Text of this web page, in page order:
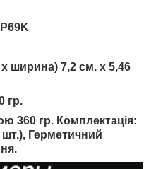
ширина) 7,2 см. х 5,46
гр.
360 гр. Комплектація:
Герметичний